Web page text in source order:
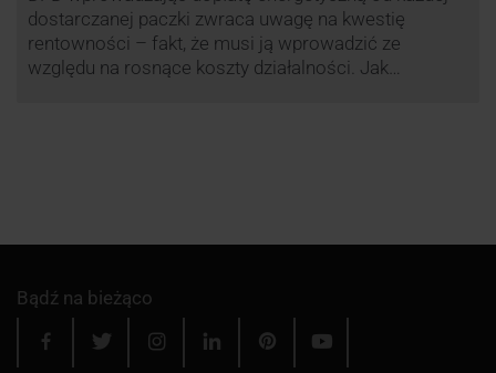
dostarczanej paczki zwraca uwagę na kwestię
rentowności – fakt, że musi ją wprowadzić ze
względu na rosnące koszty działalności. Jak
Bądź na bieżąco